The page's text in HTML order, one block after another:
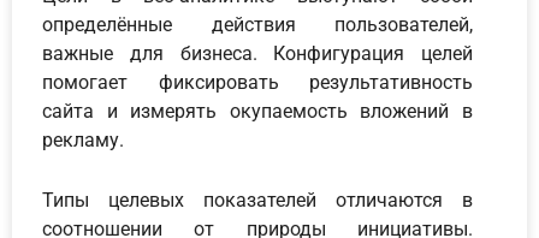
определённые действия пользователей,
важные для бизнеса. Конфигурация целей
помогает фиксировать результативность
сайта и измерять окупаемость вложений в
рекламу.
Типы целевых показателей отличаются в
соотношении от природы инициативы.